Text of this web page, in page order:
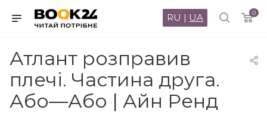
0
RU | UA
Атлант розправив
плечі. Частина друга.
Або—Або | Айн Ренд